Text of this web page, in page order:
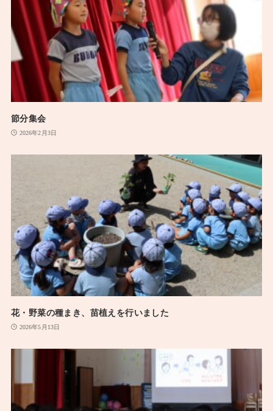
節分集会
2026年2月3日
花・野菜の種まき、苗植えを行いました
2026年5月13日